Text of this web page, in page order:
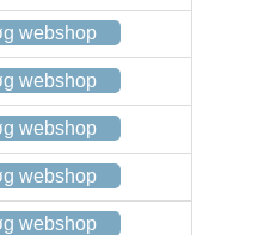
webshop
webshop
webshop
webshop
webshop